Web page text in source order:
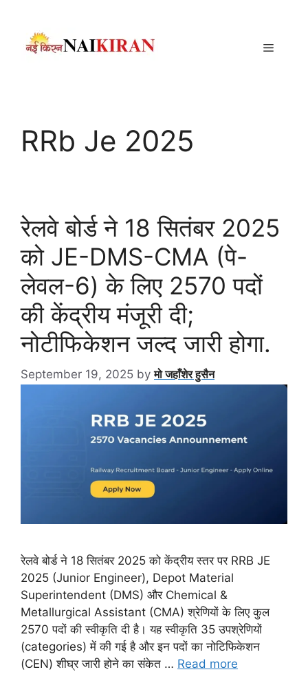
content
Menu
RRb Je 2025
रेलवे बोर्ड ने 18 सितंबर 2025
को JE-DMS-CMA (पे-
लेवल-6) के लिए 2570 पदों
की केंद्रीय मंजूरी दी;
नोटीफिकेशन जल्द जारी होगा.
September 19, 2025 byमो जहाँशेर हुसैन
रेलवे बोर्ड ने 18 सितंबर 2025 को केंद्रीय स्तर पर RRB JE
2025 (Junior Engineer), Depot Material
Superintendent (DMS) और Chemical &
Metallurgical Assistant (CMA) श्रेणियों के लिए कुल
2570 पदों की स्वीकृति दी है। यह स्वीकृति 35 उपश्रेणियों
(categories) में की गई है और इन पदों का नोटिफिकेशन
(CEN) शीघ्र जारी होने का संकेत … Read more